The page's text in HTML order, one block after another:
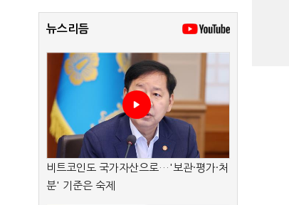
뉴스리듬
비트코인도 국가자산으로…'보관·평가·처
분' 기준은 숙제